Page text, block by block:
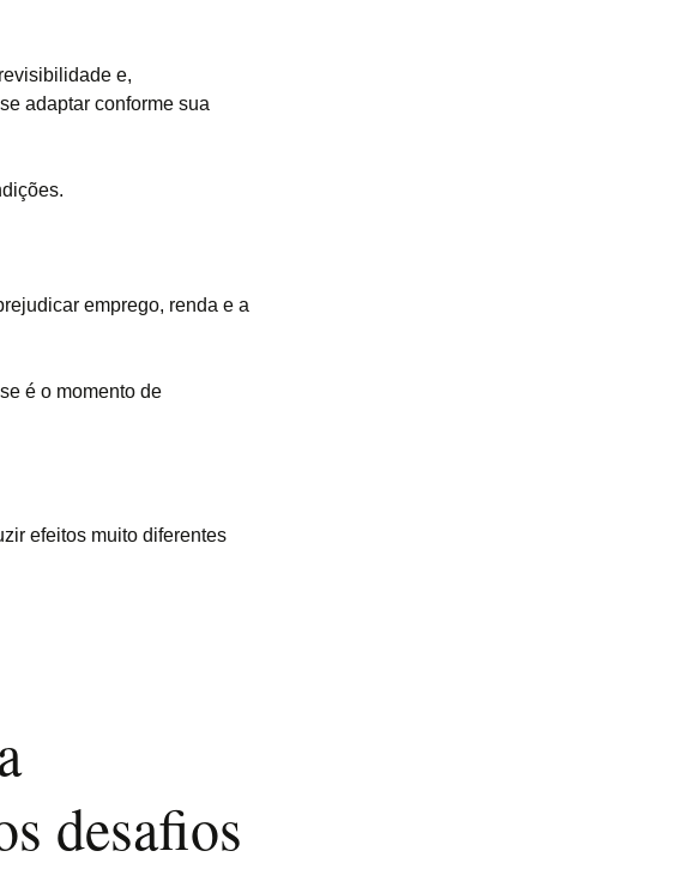
e,
adaptar conforme sua
emprego, renda e a
é o momento de
efeitos muito diferentes
desafios